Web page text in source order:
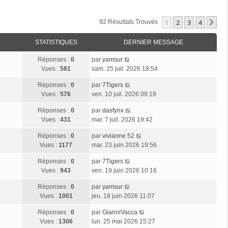
92 Résultats Trouvés 1 2 3 4
STATISTIQUES DERNIER MESSAGE
Réponses : 0
Vues : 581
par yamsur
sam. 25 juil. 2026 18:54
Réponses : 0
Vues : 576
par 7Tigers
ven. 10 juil. 2026 09:19
Réponses : 0
Vues : 431
par dasfynx
mar. 7 juil. 2026 19:42
Réponses : 0
Vues : 1177
par vivianne 52
mar. 23 juin 2026 19:56
Réponses : 0
Vues : 943
par 7Tigers
ven. 19 juin 2026 10:16
Réponses : 0
Vues : 1001
par yamsur
jeu. 18 juin 2026 11:07
Réponses : 0
Vues : 1306
par GianniVacca
lun. 25 mai 2026 15:27